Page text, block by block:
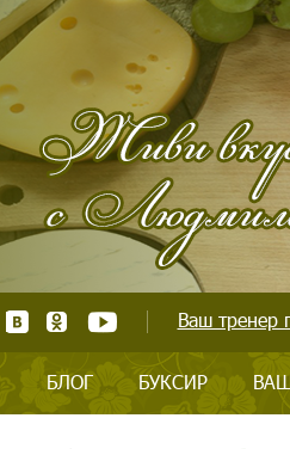
Ваш тренер
БЛОГ БУКСИР